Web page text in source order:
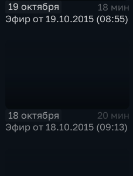
19 октября
18 мин
Эфир от 19.10.2015 (08:55)
18 октября
20 мин
Эфир от 18.10.2015 (09:13)